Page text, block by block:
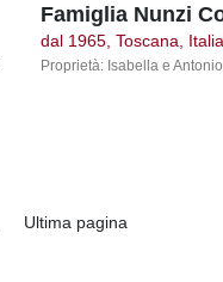
Famiglia Nunzi
dal 1965, Toscana, Italia
Proprietà: Isabella e
Ultima pagina